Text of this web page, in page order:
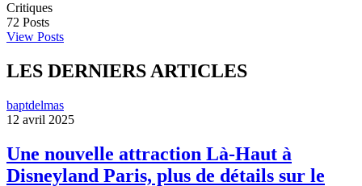
Critiques
72 Posts
View Posts
LES DERNIERS ARTICLES
baptdelmas
12 avril 2025
Une nouvelle attraction Là-Haut à
Disneyland Paris, plus de détails sur le